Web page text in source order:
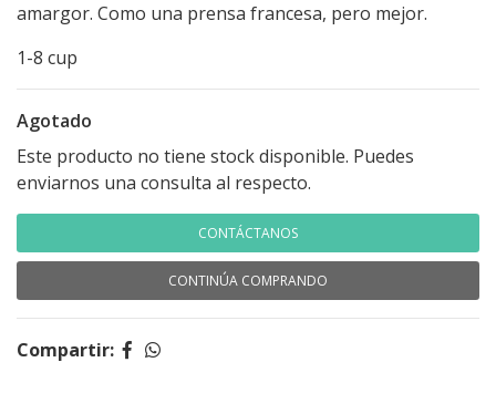
amargor. Como una prensa francesa, pero mejor.
1-8 cup
Agotado
Este producto no tiene stock disponible. Puedes
enviarnos una consulta al respecto.
CONTÁCTANOS
CONTINÚA COMPRANDO
Compartir: